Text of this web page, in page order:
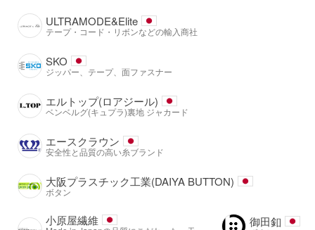
ULTRAMODE&Elite
テープ・コード・リボンなどの輸入商社
SKO
ジッパー、テープ、面ファスナー
エルトップ(ロアジール)
ベンベルグ(キュプラ)裏地 ジャカード
エースクラウン
安全性と品質の高い糸ブランド
大阪プラスチック工業(DAIYA BUTTON)
ボタン
小原屋繊維 御田釦